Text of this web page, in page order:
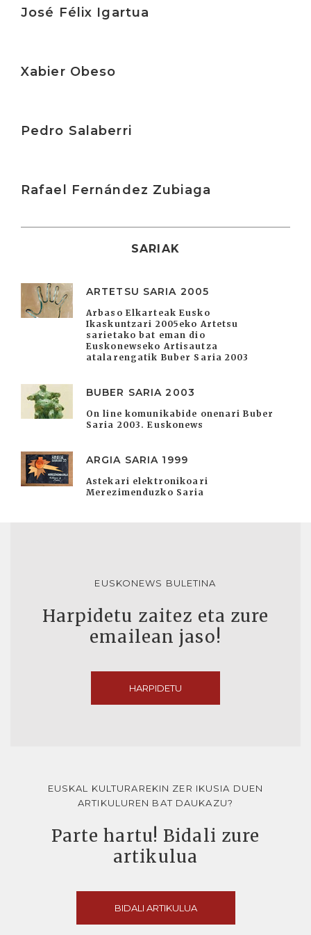
José Félix Igartua
Xabier Obeso
Pedro Salaberri
Rafael Fernández Zubiaga
SARIAK
ARTETSU SARIA 2005
Arbaso Elkarteak Eusko
Ikaskuntzari 2005eko Artetsu
sarietako bat eman dio
Euskonewseko Artisautza
atalarengatik Buber Saria 2003
BUBER SARIA 2003
On line komunikabide onenari Buber
Saria 2003. Euskonews
ARGIA SARIA 1999
Astekari elektronikoari
Merezimenduzko Saria
EUSKONEWS BULETINA
Harpidetu zaitez eta zure
emailean jaso!
HARPIDETU
EUSKAL KULTURAREKIN ZER IKUSIA DUEN
ARTIKULUREN BAT DAUKAZU?
Parte hartu! Bidali zure
artikulua
BIDALI ARTIKULUA